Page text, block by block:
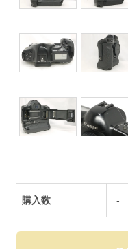
購入数 -